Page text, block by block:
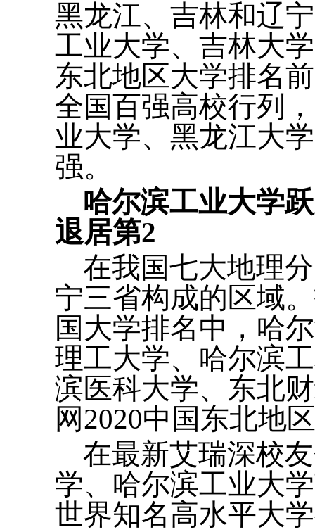
黑龙江、吉林和辽
工业大学、吉林大
东北地区大学排名
全国百强高校行列
业大学、黑龙江大
强。
哈尔滨工业大学
退居第2
在我国七大地理
宁三省构成的区域
国大学排名中，哈
理工大学、哈尔滨
滨医科大学、东北
网2020中国东北地
在最新艾瑞深校
学、哈尔滨工业大
世界知名高水平大